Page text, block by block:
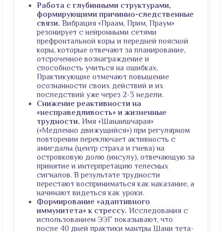
Работа с глубинными структурами,
формирующими причинно-следственные
связи. Вибрация «Праам, Прим, Праум»
резонирует с нейронными сетями
префронтальной коры и передней поясной
коры, которые отвечают за планирование,
отсроченное вознаграждение и
способность учиться на ошибках.
Практикующие отмечают повышение
осознанности своих действий и их
последствий уже через 2-3 недели.
Снижение реактивности на
«несправедливость» и жизненные
трудности. Имя «Шанаишчарая»
(«Медленно движущийся») при регулярном
повторении переключает активность с
амигдалы (центр страха и гнева) на
островковую долю (инсулу), отвечающую за
принятие и интерпретацию телесных
сигналов. В результате трудности
перестают восприниматься как наказание, а
начинают видеться как уроки.
Формирование «адаптивного
иммунитета» к стрессу. Исследования с
использованием ЭЭГ показывают, что
после 40 дней практики мантры Шани тета-